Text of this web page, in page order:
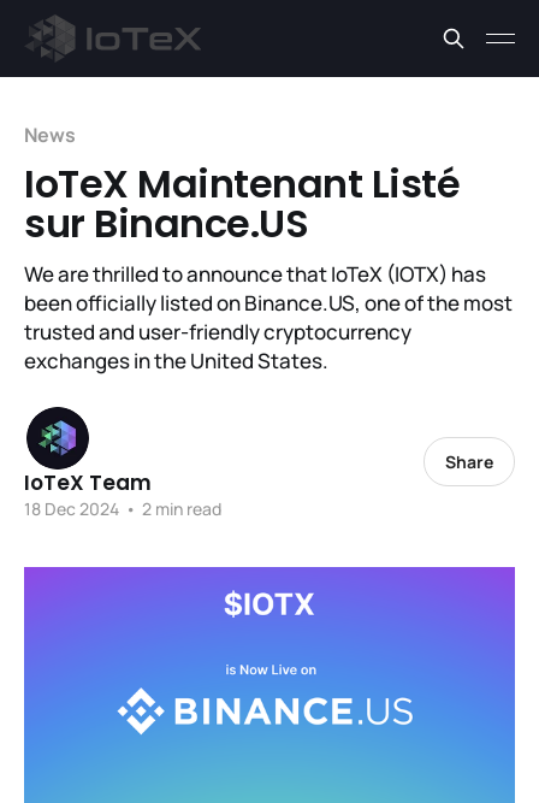
News
IoTeX Maintenant Listé
sur Binance.US
We are thrilled to announce that IoTeX (IOTX) has
been officially listed on Binance.US, one of the most
trusted and user-friendly cryptocurrency
exchanges in the United States.
IoTeX Team
18 Dec 2024 • 2 min read
Share